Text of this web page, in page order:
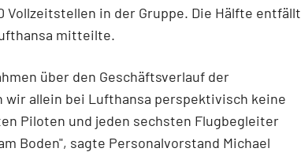
Vollzeitstellen in der Gruppe. Die Hälfte entfällt
mitteilte.
über den Geschäftsverlauf der
wir allein bei Lufthansa perspektivisch keine
Piloten und jeden sechsten Flugbegleiter
Boden", sagte Personalvorstand Michael